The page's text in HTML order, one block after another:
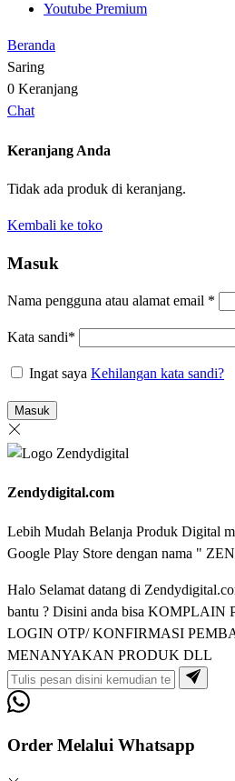
Youtube Premium
Beranda
Saring
0 Keranjang
Chat
Keranjang Anda
Tidak ada produk di keranjang.
Kembali ke toko
Masuk
Nama pengguna atau alamat email *
Kata sandi*
Ingat saya Kehilangan kata sandi?
Masuk
Zendydigital.com
Lebih Mudah Belanja Produk Digital
Google Play Store dengan nama "
Halo Selamat datang di
bantu ? Disini anda bisa
LOGIN OTP/ KONFIRMASI
MENANYAKAN PRODUK DLL
Order Melalui Whatsapp